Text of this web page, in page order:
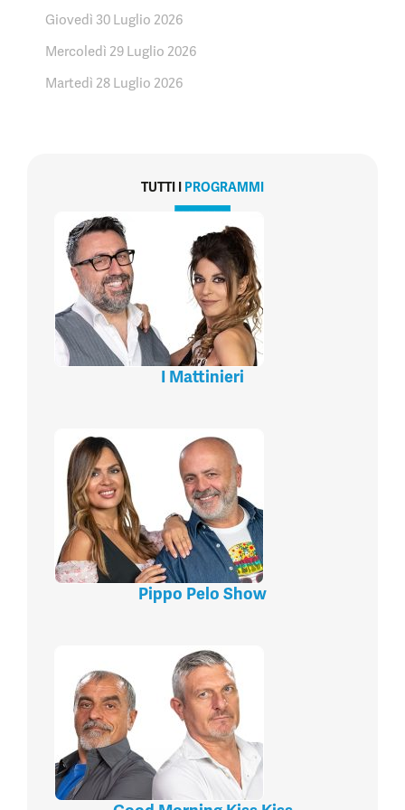
Giovedì 30 Luglio 2026
Mercoledì 29 Luglio 2026
Martedì 28 Luglio 2026
TUTTI I PROGRAMMI
I Mattinieri
Pippo Pelo Show